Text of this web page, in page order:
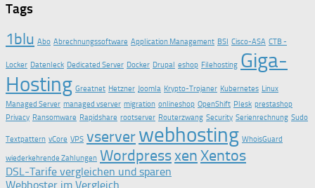
Tags
1blu Abo Abrechnungssoftware Application Management BSI Cisco-ASA CTB -
Locker Datenleck Dedicated Server Docker Drupal eshop Filehosting Giga-
Hosting Greatnet Hetzner Joomla Krypto-Trojaner Kubernetes Linux
Managed Server managed vserver migration onlineshop OpenShift Plesk prestashop
Privacy Ransomware Rapidshare rootserver Routerzwang Security Serienrechnung Sudo
Textpattern vCore VPS vserverwebhosting WhoisGuard
wiederkehrende Zahlungen WordpressxenXentos
DSL-Tarife vergleichen und sparen
Webhoster im Vergleich